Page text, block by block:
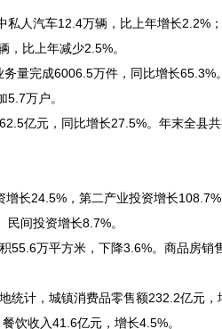
人汽车12.4万辆，比上年增长2.2%
万辆，比上年减少2.5%。
量完成6006.5万件，同比增长
万户。
亿元，同比增长27.5%。年末全县
长24.5%，第二产业投资增长
间投资增长8.7%。
万平方米，下降3.6%。商品房销
统计，城镇消费品零售额232.2亿元
饮收入41.6亿元，增长4.5%。